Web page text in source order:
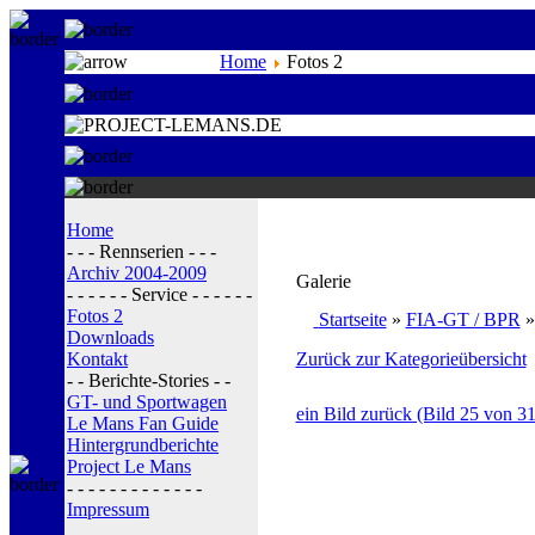
Home Fotos 2
Home
- - - Rennserien - - -
Archiv 2004-2009
- - - - - - Service - - - - - -
Fotos 2
Downloads
Kontakt
- - Berichte-Stories - -
GT- und Sportwagen
Le Mans Fan Guide
Hintergrundberichte
Project Le Mans
- - - - - - - - - - - - -
Impressum
Galerie
Startseite» FIA-GT / BPR
Zurück zur Kategorieübersicht
ein Bild zurück (Bild 25 von